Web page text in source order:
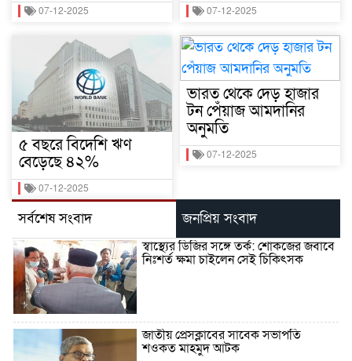
07-12-2025
৫ বছরে বিদেশি ঋণ
বেড়েছে ৪২%
07-12-2025
07-12-2025
ভারত থেকে দেড় হাজার
টন পেঁয়াজ আমদানির
অনুমতি
07-12-2025
সর্বশেষ সংবাদ জনপ্রিয় সংবাদ
স্বাস্থ্যের ডিজির সঙ্গে তর্ক: শোকজের জবাবে
নিঃশর্ত ক্ষমা চাইলেন সেই চিকিৎসক
জাতীয় প্রেসক্লাবের সাবেক সভাপতি
শওকত মাহমুদ আটক